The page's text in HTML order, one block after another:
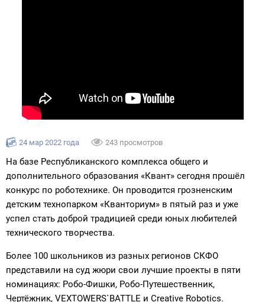
24 мар 2022 года 243 просмотров
На базе Республиканского комплекса общего и
дополнительного образования «Квант» сегодня прошёл
конкурс по роботехнике. Он проводится грозненским
детским технопарком «Кванториум» в пятый раз и уже
успел стать доброй традицией среди юных любителей
технического творчества.
Более 100 школьников из разных регионов СКФО
представили на суд жюри свои лучшие проекты в пяти
номинациях: Робо-Фишки, Робо-Путешественник,
Чертёжник, VEXTOWERS`BATTLE и Creative Robotics.